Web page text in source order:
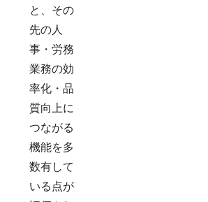
と、その
先の人
事・労務
業務の効
率化・品
質向上に
つながる
機能を多
数有して
いる点が